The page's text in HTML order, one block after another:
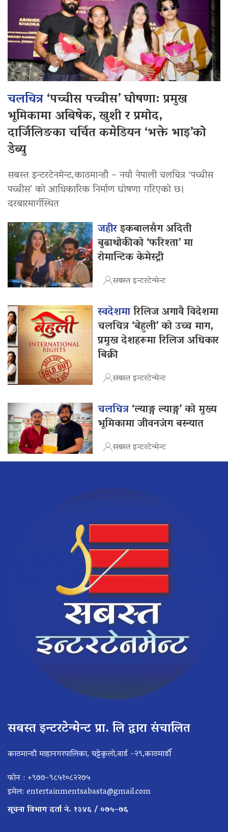
चलचित्र‘पच्चीस पच्चीस’ घोषणा: प्रमुख
भूमिकामा अबिषेक, खुशी र प्रमोद,
दार्जिलिङका चर्चित कमेडियन ‘भक्ते भाइ’को
डेब्यु
सबस्त इन्टरटेनमेन्ट,काठमान्डौ – नयाँ नेपाली चलचित्र ‘पच्चीस
पच्चीस’ को आधिकारिक निर्माण घोषणा गरिएको छ।
दरबारमार्गस्थित
जहीरइकबालसँग अदिती
बुढाथोकीको ‘फरिश्ता’ मा
रोमान्टिक केमेस्ट्री
सबस्त इन्टरटेन्मेन्ट
स्वदेशमारिलिज अगावै विदेशमा
चलचित्र ‘बेहुली’ को उच्च माग,
प्रमुख देशहरूमा रिलिज अधिकार
बिक्री
सबस्त इन्टरटेन्मेन्ट
चलचित्र‘ल्याङ्ग ल्याङ्ग’ को मुख्य
भूमिकामा जीवनजंग बस्न्यात
सबस्त इन्टरटेन्मेन्ट
सबस्त इन्टरटेन्मेन्ट प्रा. लि द्वारा संचालित
काठमान्डौ माहानगरपालिका, घट्टेकुलो,वार्ड -२९,काठमाडौँ
फोन : +९७७-९८५१०८२२७५
इमेल: entertainmentsabasta@gmail.com
सूचना विभाग दर्ता नं. १३४६ / ०७५–७६